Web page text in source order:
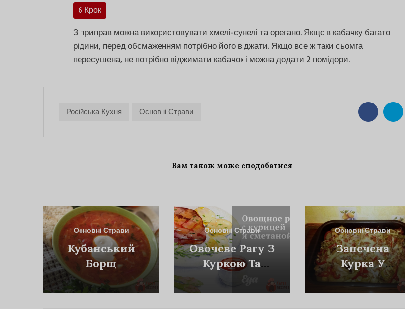
6 Крок
З приправ можна використовувати хмелі-сунелі та орегано. Якщо в кабачку багато
рідини, перед обсмаженням потрібно його віджати. Якщо все ж таки сьомга
пересушена, не потрібно віджимати кабачок і можна додати 2 помідори.
Російська Кухня Основні Страви
Вам також може сподобатися
Основні Страви
Кубанський
Борщ
Основні Страви
Овочеве Рагу З
Куркою Та
Сметаною
Основні Страви
Запечена
Курка У
Вершковому
Соусі З